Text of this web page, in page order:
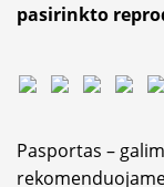
pasirinkto
Pasportas –